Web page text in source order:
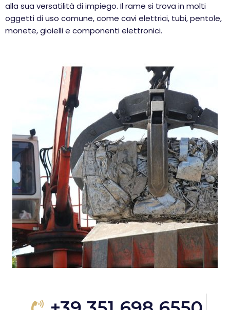
alla sua versatilità di impiego. Il rame si trova in molti
oggetti di uso comune, come cavi elettrici, tubi, pentole,
monete, gioielli e componenti elettronici.